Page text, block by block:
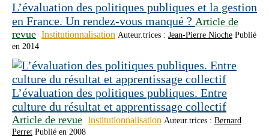
L’évaluation des politiques publiques et la gestion
en France. Un rendez-vous manqué ? Article de
revue Institutionnalisation Auteur.trices : Jean-Pierre Nioche Publié
en 2014
L’évaluation des politiques publiques. Entre
culture du résultat et apprentissage collectif
Article de revue Institutionnalisation Auteur.trices : Bernard
Perret Publié en 2008